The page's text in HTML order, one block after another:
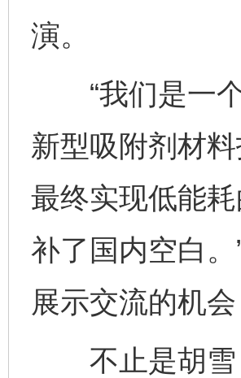
演。
“我们是一个
新型吸附剂材
最终实现低能
补了国内空白
展示交流的机
不止是胡雪